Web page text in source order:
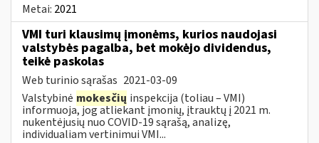
Metai: 2021
VMI turi klausimų įmonėms, kurios naudojasi
valstybės pagalba, bet mokėjo dividendus,
teikė paskolas
Web turinio sąrašas 2021-03-09
Valstybinė mokesčių inspekcija (toliau – VMI)
informuoja, jog atliekant įmonių, įtrauktų į 2021 m.
nukentėjusių nuo COVID-19 sąrašą, analizę,
individualiam vertinimui VMI...